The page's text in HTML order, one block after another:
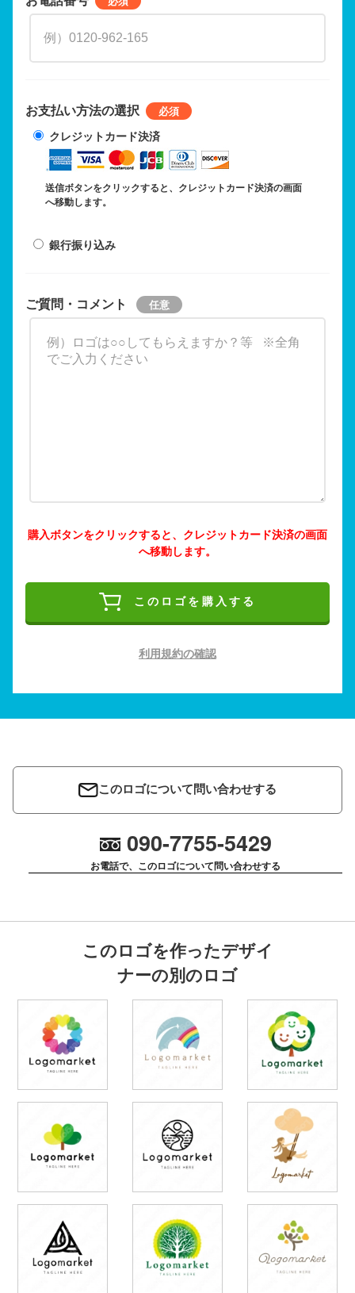
お支払い方法の選択
クレジットカード決済
送信ボタンをクリックすると、クレジットカード決済の画面
へ移動します。
銀行振り込み
ご質問・コメント
購入ボタンをクリックすると、クレジットカード決済の画面
へ移動します。
このロゴを購入する
利用規約の確認
このロゴについて問い合わせする
090-7755-5429
お電話で、このロゴについて問い合わせする
このロゴを作ったデザイ
ナーの別のロゴ